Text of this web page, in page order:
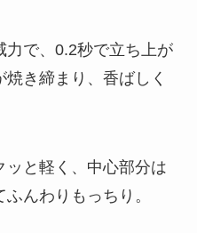
力で、0.2秒で立ち上が
き締まり、香ばしく
と軽く、中心部分は
んわりもっちり。